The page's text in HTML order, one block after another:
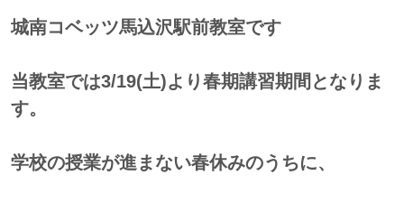
城南コベッツ馬込沢駅前教室です
当教室では3/19(土)より春期講習期間となりま
す。
学校の授業が進まない春休みのうちに、